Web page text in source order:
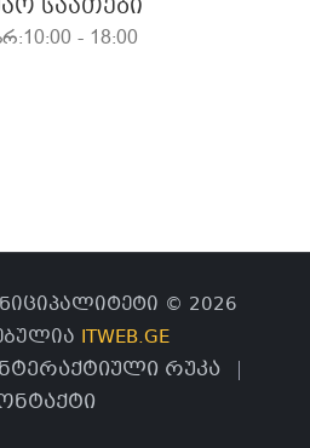
ᲡᲐᲐᲗᲔᲑᲘ
- 18:00
© 2026
ITWEB.GE
რუკა